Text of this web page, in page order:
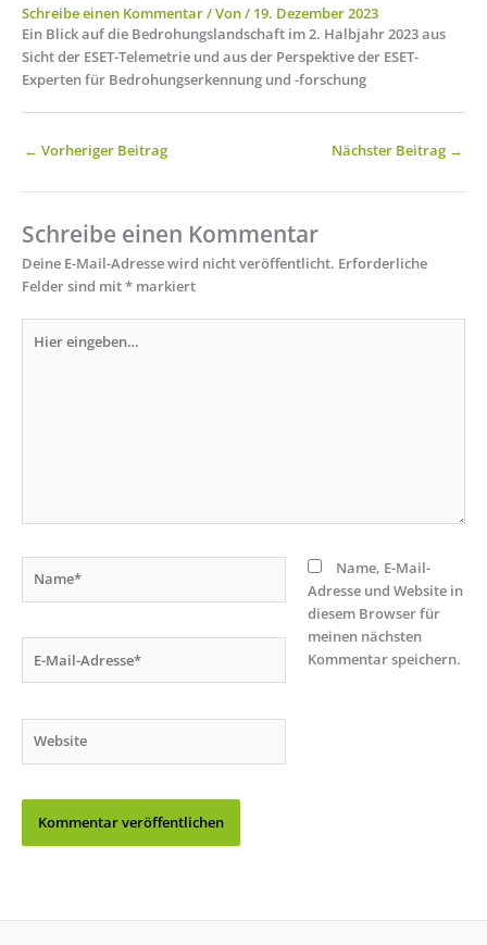
Schreibe einen Kommentar/ Von/ 19. Dezember 2023
Ein Blick auf die Bedrohungslandschaft im 2. Halbjahr 2023 aus
Sicht der ESET-Telemetrie und aus der Perspektive der ESET-
Experten für Bedrohungserkennung und -forschung
← Vorheriger Beitrag Nächster Beitrag →
Schreibe einen Kommentar
Deine E-Mail-Adresse wird nicht veröffentlicht. Erforderliche
Felder sind mit* markiert
eingeben…
Mail-
Name, E-Mail-
Adresse und Website in
diesem Browser für
meinen nächsten
Kommentar speichern.